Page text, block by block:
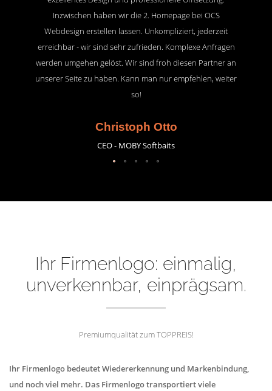
Inzwischen haben wir die 2. Homepage bei OCS
Webdesign erstellen lassen. Unkompliziert, jederzeit
erreichbar - wir sind sehr zufrieden. Komplexe Anfragen
werden umgehen gelöst. Wir sind froh diesen Partner an
unserer Seite zu haben. Kann man nur empfehlen, weiter
so!
Christoph Otto
CEO - MOBY Softbaits
Ihr Firmenlogo: einmalig,
unverkennbar, einprägsam.
Premiumqualität zum TOPPREIS!
Ihr Firmenlogo bedeutet Wiedererkennung und Markenbindung,
und noch viel mehr. Das Firmenlogo transportiert viele